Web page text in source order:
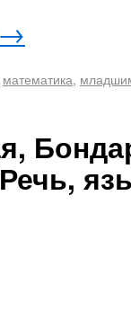
→
математика,